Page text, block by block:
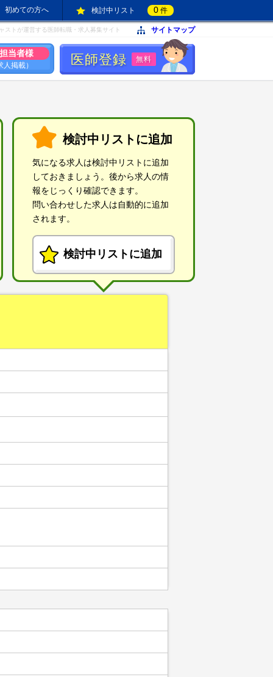
初めての方へ 検討中リスト 0 件
ストが運営する医師転職・求人募集サイト サイトマップ
当者様
掲載） 医師登録 無料
検討中リストに追加
気になる求人は検討中リストに追加
しておきましょう。後から求人の情
報をじっくり確認できます。
問い合わせした求人は自動的に追加
されます。
検討中リストに追加